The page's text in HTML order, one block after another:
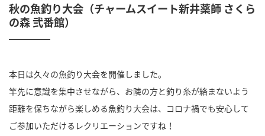
秋の魚釣り大会（チャームスイート新井薬師 さくら
の森 弐番館）
本日は久々の魚釣り大会を開催しました。
竿先に意識を集中させながら、お隣の方と釣り糸が絡まないよう
距離を保ちながら楽しめる魚釣り大会は、コロナ禍でも安心して
ご参加いただけるレクリエーションですね！